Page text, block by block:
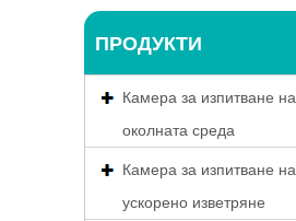
ПРОДУКТИ
Камера за изпитване на
околната среда
Камера за изпитване на
ускорено изветряне